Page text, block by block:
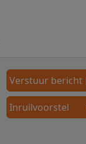
Verstuur bericht
Inruilvoorstel